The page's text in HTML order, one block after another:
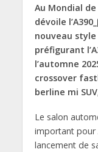
Au Mondial de
dévoile
nouveau
préfigurant
l’automne
crossover
berline mi
Le salon
important pour
lancement de